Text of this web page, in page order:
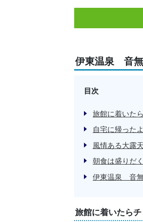
伊東温泉 音
目次
旅館に着いた
自宅に帰った
風情ある大露
朝食は盛りだ
伊東温泉 音
旅館に着いたら